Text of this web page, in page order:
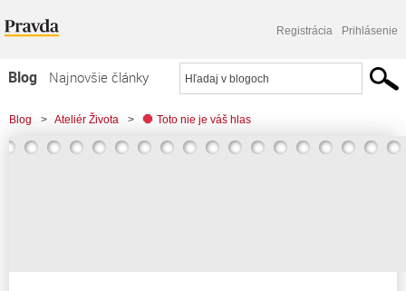
Registrácia Prihlásenie
Blog
Najnovšie články
Najčítanejšie články
Najkomentovanejšie články
Blog > Ateliér Života > Toto nie je váš hlas